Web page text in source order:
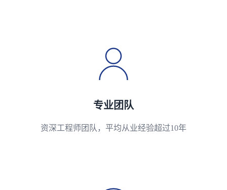
专业团队
资深工程师团队，平均从业经验超过10年